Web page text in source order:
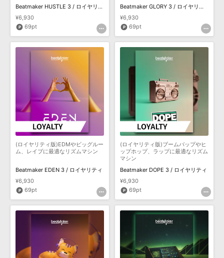
Beatmaker HUSTLE 3 / ロイヤリティ
¥6,930
69pt
Beatmaker GLORY 3 / ロイヤリティ
¥6,930
69pt
(ロイヤリティ版)EDMやビッグルー
ム、レイブに最適なリズムマシン
Beatmaker EDEN 3 / ロイヤリティ
¥6,930
69pt
(ロイヤリティ版)ブームバップやヒ
ップホップ、ラップに最適なリズム
マシン
Beatmaker DOPE 3 / ロイヤリティ
¥6,930
69pt